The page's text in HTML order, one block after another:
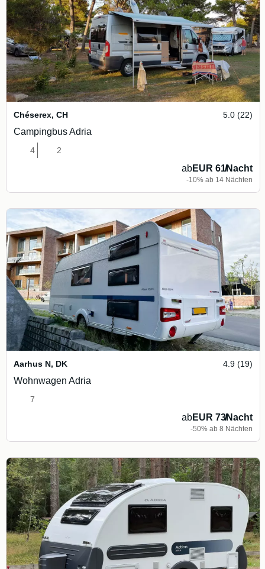
Chéserex, CH 5.0 (22)
Campingbus Adria
4 2
abEUR 61/Nacht
-10% ab 14 Nächten
Aarhus N, DK 4.9 (19)
Wohnwagen Adria
7
abEUR 73/Nacht
-50% ab 8 Nächten